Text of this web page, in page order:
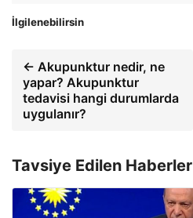
İlgilenebilirsin
← Akupunktur nedir, ne
yapar? Akupunktur
tedavisi hangi durumlarda
uygulanır?
Tavsiye Edilen Haberler